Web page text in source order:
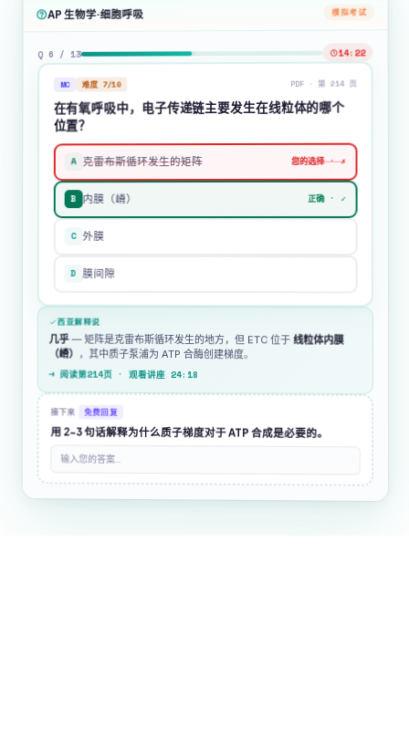
AP 生物学·细胞呼吸 模拟考试
Q 6 / 13 14:22
MC 难度 7/10 PDF · 第 214 页
在有氧呼吸中，电子传递链主要发生在线粒体的哪个
位置？
A 克雷布斯循环发生的矩阵 您的选择 · ✗
B 内膜（嵴） 正确 · ✓
C 外膜
D 膜间隙
西亚解释说
几乎— 矩阵是克雷布斯循环发生的地方，但 ETC 位于线粒体内膜
（嵴） ，其中质子泵浦为 ATP 合酶创建梯度。
→ 阅读第214页 · 观看讲座 24:18
接下来 免费回复
用 2-3 句话解释为什么质子梯度对于 ATP 合成是必要的。
输入您的答案...